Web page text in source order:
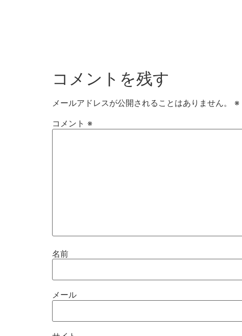
コメントを残す
メールアドレスが公開されることはありません。 ※
コメント ※
名前
メール